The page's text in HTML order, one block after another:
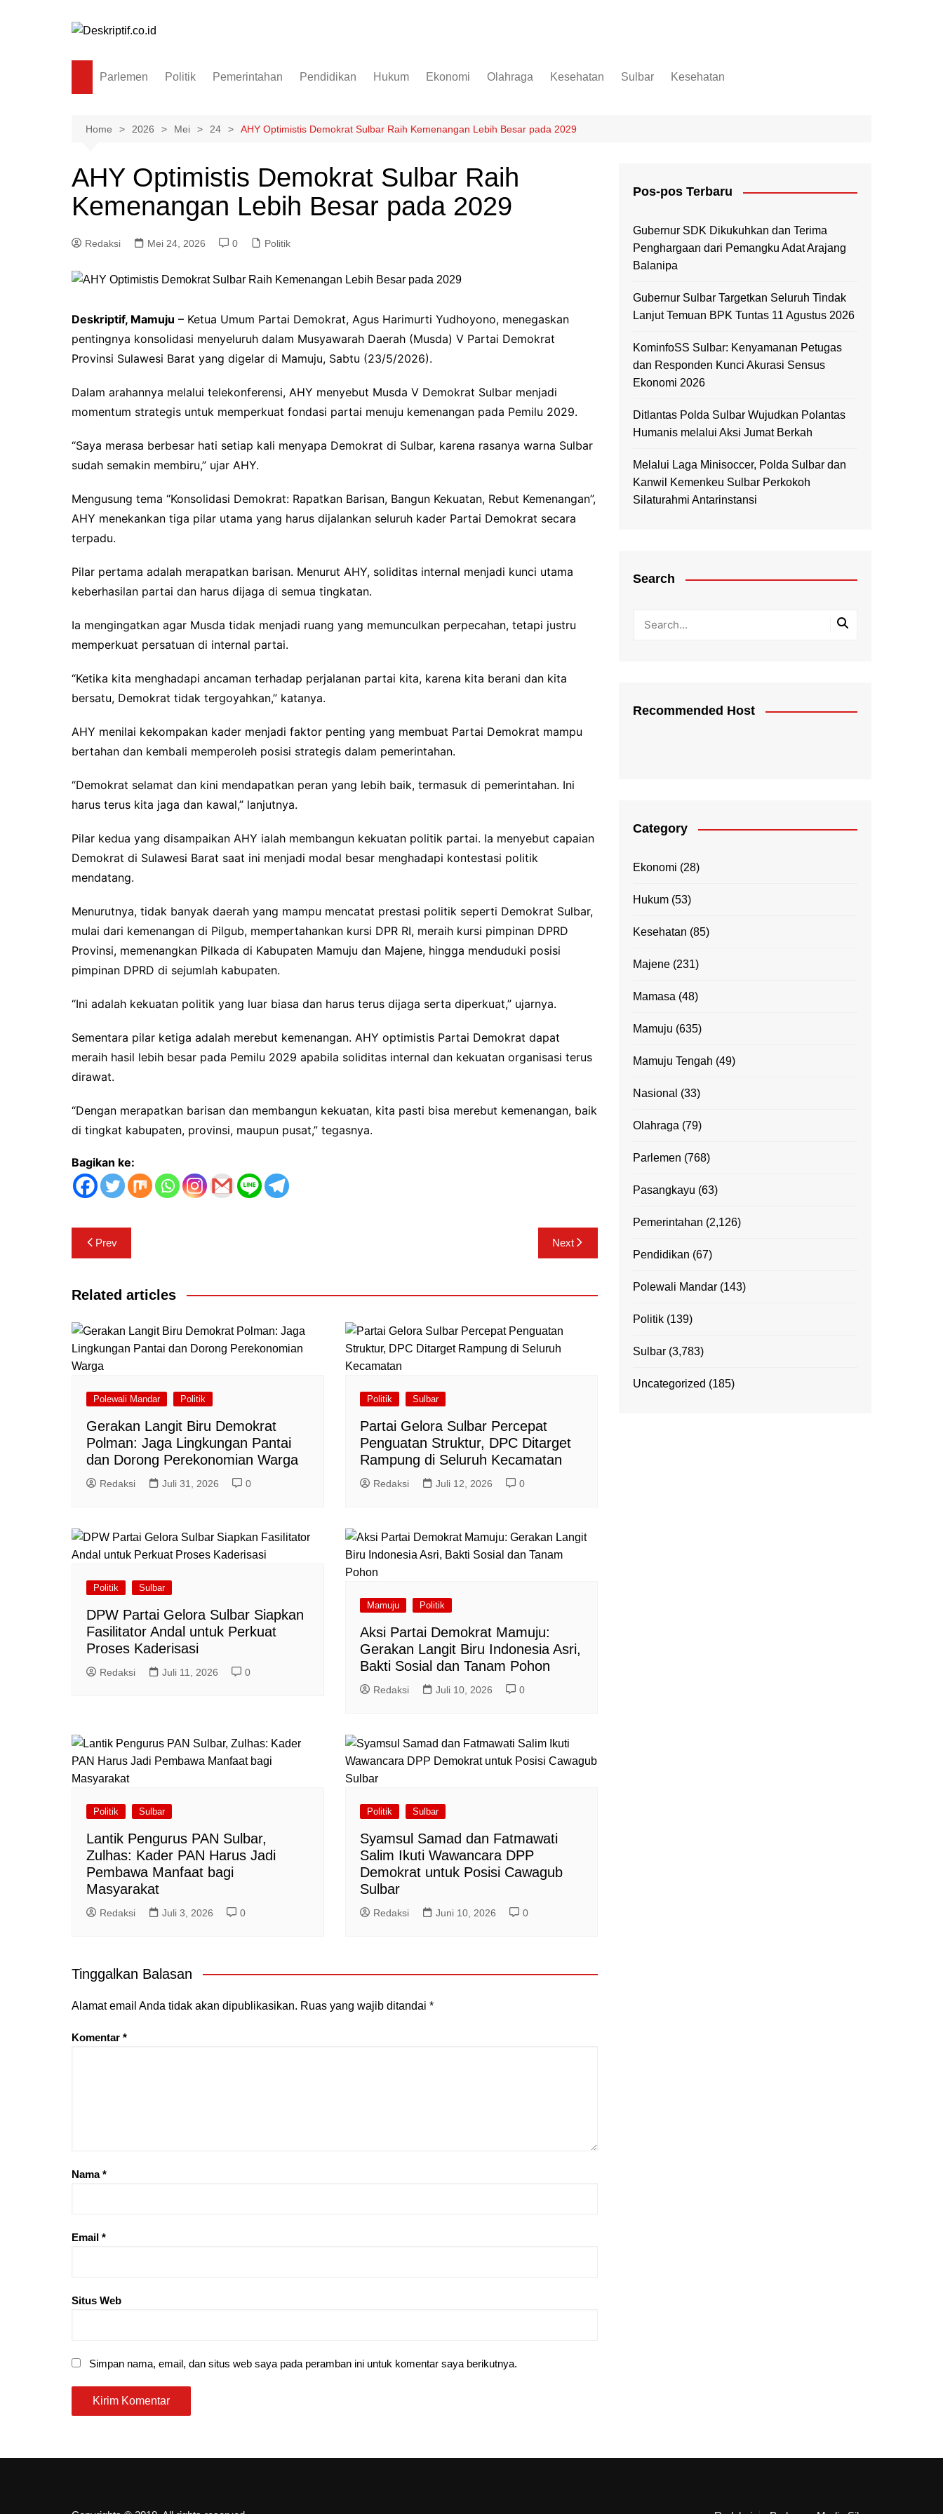
Parlemen Politik Pemerintahan Pendidikan Hukum Ekonomi Olahraga Kesehatan Sulbar
Mamasa
Kesehatan
Home 2026 Mei 24 AHY Optimistis Demokrat Sulbar Raih Kemenangan Lebih Besar pada 2029
AHY Optimistis Demokrat Sulbar Raih
Kemenangan Lebih Besar pada 2029
Redaksi Mei 24, 2026 0 Politik
Deskriptif, Mamuju – Ketua Umum Partai Demokrat, Agus Harimurti Yudhoyono, menegaskan
pentingnya konsolidasi menyeluruh dalam Musyawarah Daerah (Musda) V Partai Demokrat
Provinsi Sulawesi Barat yang digelar di Mamuju, Sabtu (23/5/2026).
Dalam arahannya melalui telekonferensi, AHY menyebut Musda V Demokrat Sulbar menjadi
momentum strategis untuk memperkuat fondasi partai menuju kemenangan pada Pemilu 2029.
“Saya merasa berbesar hati setiap kali menyapa Demokrat di Sulbar, karena rasanya warna Sulbar
sudah semakin membiru,” ujar AHY.
Mengusung tema “Konsolidasi Demokrat: Rapatkan Barisan, Bangun Kekuatan, Rebut Kemenangan”,
AHY menekankan tiga pilar utama yang harus dijalankan seluruh kader Partai Demokrat secara
terpadu.
Pilar pertama adalah merapatkan barisan. Menurut AHY, soliditas internal menjadi kunci utama
keberhasilan partai dan harus dijaga di semua tingkatan.
Ia mengingatkan agar Musda tidak menjadi ruang yang memunculkan perpecahan, tetapi justru
memperkuat persatuan di internal partai.
“Ketika kita menghadapi ancaman terhadap perjalanan partai kita, karena kita berani dan kita
bersatu, Demokrat tidak tergoyahkan,” katanya.
AHY menilai kekompakan kader menjadi faktor penting yang membuat Partai Demokrat mampu
bertahan dan kembali memperoleh posisi strategis dalam pemerintahan.
“Demokrat selamat dan kini mendapatkan peran yang lebih baik, termasuk di pemerintahan. Ini
harus terus kita jaga dan kawal,” lanjutnya.
Pilar kedua yang disampaikan AHY ialah membangun kekuatan politik partai. Ia menyebut capaian
Demokrat di Sulawesi Barat saat ini menjadi modal besar menghadapi kontestasi politik
mendatang.
Menurutnya, tidak banyak daerah yang mampu mencatat prestasi politik seperti Demokrat Sulbar,
mulai dari kemenangan di Pilgub, mempertahankan kursi DPR RI, meraih kursi pimpinan DPRD
Provinsi, memenangkan Pilkada di Kabupaten Mamuju dan Majene, hingga menduduki posisi
pimpinan DPRD di sejumlah kabupaten.
“Ini adalah kekuatan politik yang luar biasa dan harus terus dijaga serta diperkuat,” ujarnya.
Sementara pilar ketiga adalah merebut kemenangan. AHY optimistis Partai Demokrat dapat
meraih hasil lebih besar pada Pemilu 2029 apabila soliditas internal dan kekuatan organisasi terus
dirawat.
“Dengan merapatkan barisan dan membangun kekuatan, kita pasti bisa merebut kemenangan, baik
di tingkat kabupaten, provinsi, maupun pusat,” tegasnya.
Bagikan ke:
Navigasi
pos
Prev Next
Related articles
Polewali Mandar Politik
Gerakan Langit Biru Demokrat
Polman: Jaga Lingkungan Pantai
dan Dorong Perekonomian Warga
Redaksi Juli 31, 2026 0
Politik Sulbar
Partai Gelora Sulbar Percepat
Penguatan Struktur, DPC Ditarget
Rampung di Seluruh Kecamatan
Redaksi Juli 12, 2026 0
Politik Sulbar
DPW Partai Gelora Sulbar Siapkan
Fasilitator Andal untuk Perkuat
Proses Kaderisasi
Redaksi Juli 11, 2026 0
Mamuju Politik
Aksi Partai Demokrat Mamuju:
Gerakan Langit Biru Indonesia Asri,
Bakti Sosial dan Tanam Pohon
Redaksi Juli 10, 2026 0
Politik Sulbar
Lantik Pengurus PAN Sulbar,
Zulhas: Kader PAN Harus Jadi
Pembawa Manfaat bagi
Masyarakat
Redaksi Juli 3, 2026 0
Politik Sulbar
Syamsul Samad dan Fatmawati
Salim Ikuti Wawancara DPP
Demokrat untuk Posisi Cawagub
Sulbar
Redaksi Juni 10, 2026 0
Tinggalkan Balasan
Alamat email Anda tidak akan dipublikasikan. Ruas yang wajib ditandai *
Komentar *
Nama*
Email *
Situs Web
Simpan nama, email, dan situs web saya pada peramban ini untuk komentar saya berikutnya.
Pos-pos Terbaru
Gubernur SDK Dikukuhkan dan Terima
Penghargaan dari Pemangku Adat Arajang
Balanipa
Gubernur Sulbar Targetkan Seluruh Tindak
Lanjut Temuan BPK Tuntas 11 Agustus 2026
KominfoSS Sulbar: Kenyamanan Petugas
dan Responden Kunci Akurasi Sensus
Ekonomi 2026
Ditlantas Polda Sulbar Wujudkan Polantas
Humanis melalui Aksi Jumat Berkah
Melalui Laga Minisoccer, Polda Sulbar dan
Kanwil Kemenkeu Sulbar Perkokoh
Silaturahmi Antarinstansi
Search
Recommended Host
Category
Ekonomi (28)
Hukum (53)
Kesehatan (85)
Majene (231)
Mamasa (48)
Mamuju (635)
Mamuju Tengah (49)
Nasional (33)
Olahraga (79)
Parlemen (768)
Pasangkayu (63)
Pemerintahan (2,126)
Pendidikan (67)
Polewali Mandar (143)
Politik (139)
Sulbar (3,783)
Uncategorized (185)